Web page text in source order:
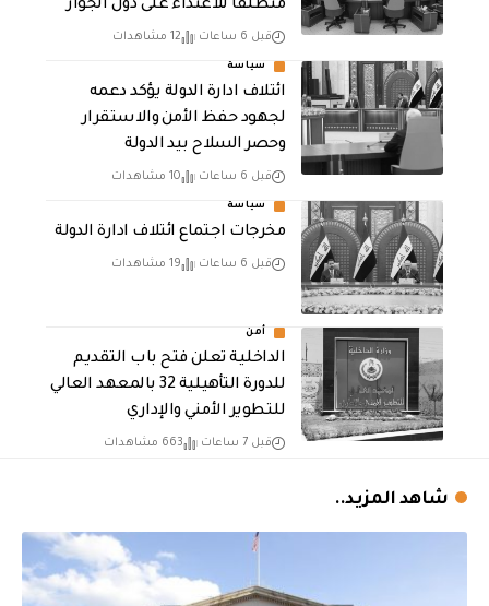
منطلقاً للاعتداء على دول الجوار
قبل 6 ساعات 12 مشاهدات
سياسة
ائتلاف ادارة الدولة يؤكد دعمه
لجهود حفظ الأمن والاستقرار
وحصر السلاح بيد الدولة
قبل 6 ساعات 10 مشاهدات
سياسة
مخرجات اجتماع ائتلاف ادارة الدولة
قبل 6 ساعات 19 مشاهدات
أمن
الداخلية تعلن فتح باب التقديم
للدورة التأهيلية 32 بالمعهد العالي
للتطوير الأمني والإداري
قبل 7 ساعات 663 مشاهدات
شاهد المزيد..